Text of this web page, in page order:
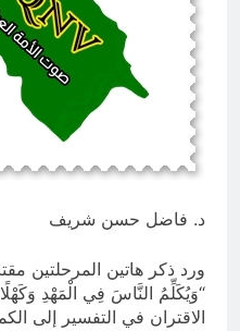
إقليم
سقوط
د. فاضل حسن شريف
ورد ذكر هاتين المرحلتين
الاقتران في التفسير إلى